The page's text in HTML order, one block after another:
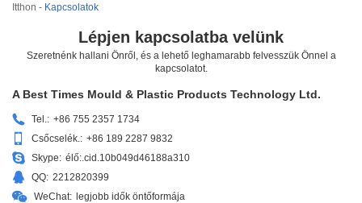
Itthon - Kapcsolatok
Lépjen kapcsolatba velünk
Szeretnénk hallani Önről, és a lehető leghamarabb felvesszük Önnel a
kapcsolatot.
A Best Times Mould & Plastic Products Technology Ltd.
Tel.: +86 755 2357 1734
Csőcselék.: +86 189 2287 9832
Skype: élő:.cid.10b049d46188a310
QQ: 2212820399
WeChat: legjobb idők öntőformája